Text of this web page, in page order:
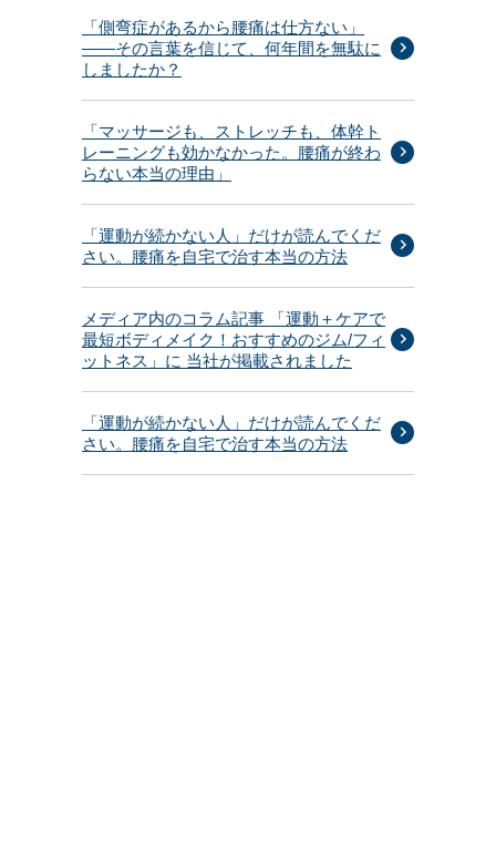
「側弯症があるから腰痛は仕方ない」
——その言葉を信じて、何年間を無駄に
しましたか？
「マッサージも、ストレッチも、体幹ト
レーニングも効かなかった。腰痛が終わ
らない本当の理由」
「運動が続かない人」だけが読んでくだ
さい。腰痛を自宅で治す本当の方法
メディア内のコラム記事 「運動＋ケアで
最短ボディメイク！おすすめのジム/フィ
ットネス」に 当社が掲載されました
「運動が続かない人」だけが読んでくだ
さい。腰痛を自宅で治す本当の方法